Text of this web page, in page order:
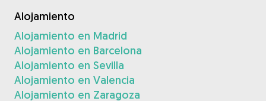
Alojamiento
Alojamiento en Madrid
Alojamiento en Barcelona
Alojamiento en Sevilla
Alojamiento en Valencia
Alojamiento en Zaragoza